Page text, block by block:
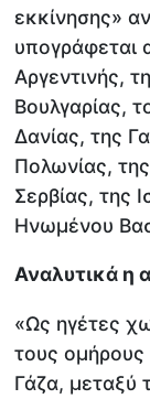
εκκίνησης»
υπογράφεται
Αργεντινής,
Βουλγαρίας,
Δανίας, της
Πολωνίας,
Σερβίας, της
Ηνωμένου
Αναλυτικά η
«Ως ηγέτες
τους
Γάζα, μεταξύ